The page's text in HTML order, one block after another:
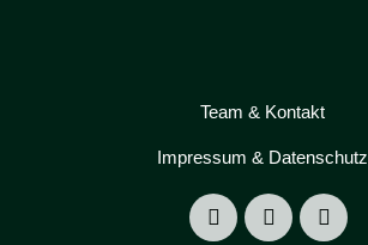
Team & Kontakt
Impressum & Datenschutz